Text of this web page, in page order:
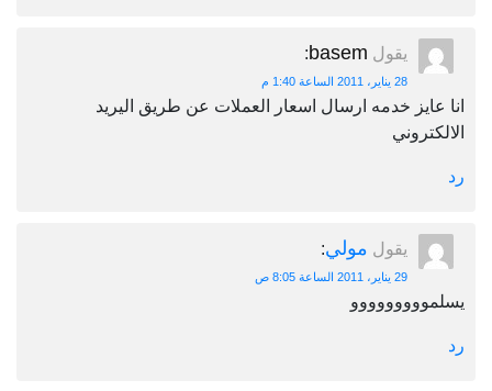
يقول basem
:
خدمه ارسال اسعار العملات عن طريق اليريد
يقول مولي: